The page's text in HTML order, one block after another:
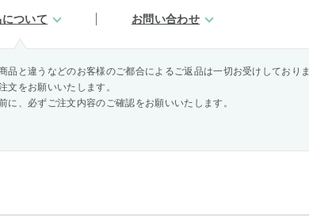
ついて お問い合わせ
品と違うなどのお客様のご都合によるご返品は一切お受けしておりま
文をお願いいたします。
に、必ずご注文内容のご確認をお願いいたします。